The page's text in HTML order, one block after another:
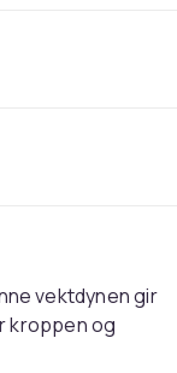
vektdynen gir
kroppen og